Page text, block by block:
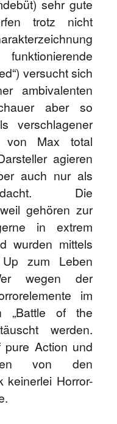
sehr gute
trotz nicht
versucht sich
ambivalenten
aber so
verschlagener
von Max total
agieren
auch nur als
Die
gehören zur
in extrem
wurden mittels
Up zum Leben
wegen der
im
„Battle of the
werden.
pure Action und
von den
keinerlei Horror-